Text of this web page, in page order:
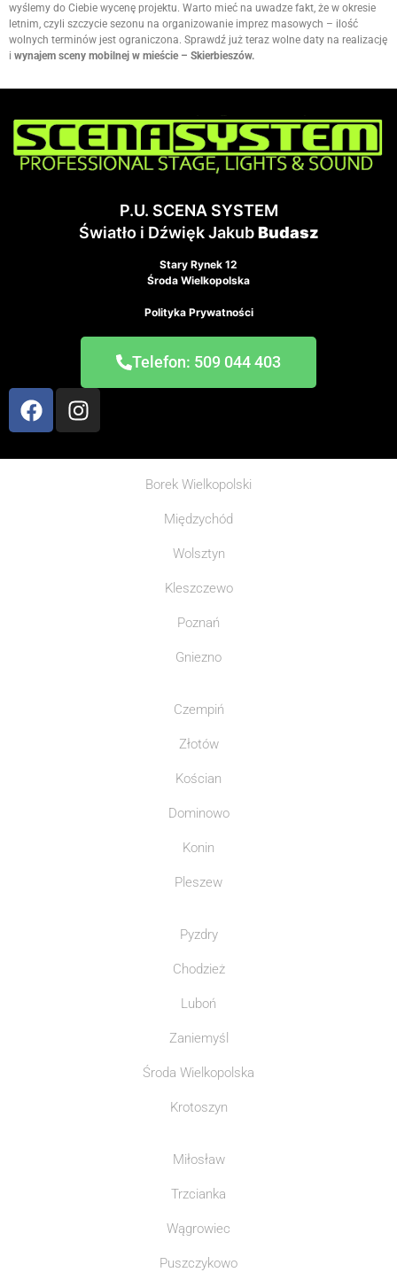
wyślemy do Ciebie wycenę projektu. Warto mieć na uwadze fakt, że w okresie
letnim, czyli szczycie sezonu na organizowanie imprez masowych – ilość
wolnych terminów jest ograniczona. Sprawdź już teraz wolne daty na realizację
i wynajem sceny mobilnej w mieście – Skierbieszów.
P.U. SCENA SYSTEM
Światło i Dźwięk JakubBudasz
Stary Rynek 12
Środa Wielkopolska
Polityka Prywatności
Telefon: 509 044 403
Borek Wielkopolski
Międzychód
Wolsztyn
Kleszczewo
Poznań
Gniezno
Czempiń
Złotów
Kościan
Dominowo
Konin
Pleszew
Pyzdry
Chodzież
Luboń
Zaniemyśl
Środa Wielkopolska
Krotoszyn
Miłosław
Trzcianka
Wągrowiec
Puszczykowo